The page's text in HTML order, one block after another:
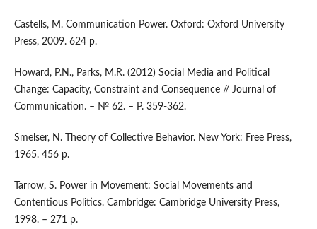
Castells, M. Communication Power. Oxford: Oxford University
Press, 2009. 624 p.
Howard, P.N., Parks, M.R. (2012) Social Media and Political
Change: Capacity, Constraint and Consequence // Journal of
Communication. – № 62. – P. 359-362.
Smelser, N. Theory of Collective Behavior. New York: Free Press,
1965. 456 p.
Tarrow, S. Power in Movement: Social Movements and
Contentious Politics. Cambridge: Cambridge University Press,
1998. – 271 p.